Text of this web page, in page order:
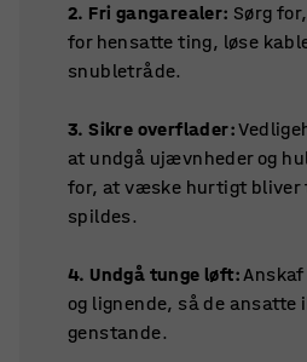
2. Fri gangarealer: Sørg
for hensatte ting, løse
snubletråde.
3. Sikre overflader:
at undgå ujævnheder og
for, at væske hurtigt bliver
spildes.
4. Undgå tunge løft:
og lignende, så de
genstande.